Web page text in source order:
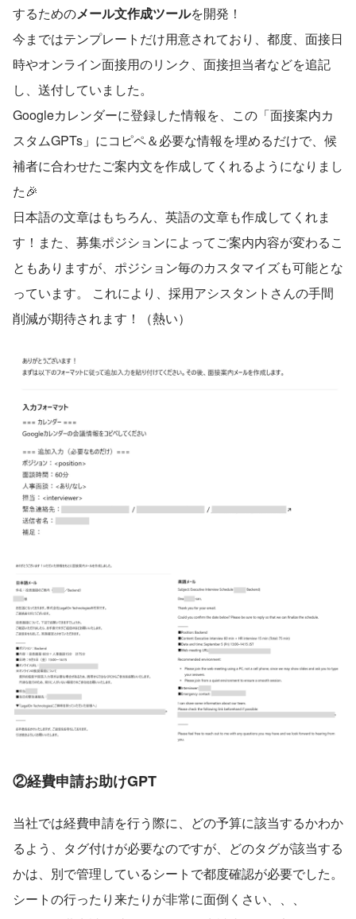
するためのメール文作成ツールを開発！
今まではテンプレートだけ用意されており、都度、面接日
時やオンライン面接用のリンク、面接担当者などを追記
し、送付していました。
Googleカレンダーに登録した情報を、この「面接案内カ
スタムGPTs」にコピペ＆必要な情報を埋めるだけで、候
補者に合わせたご案内文を作成してくれるようになりまし
た🎉
日本語の文章はもちろん、英語の文章も作成してくれま
す！また、募集ポジションによってご案内内容が変わるこ
ともありますが、ポジション毎のカスタマイズも可能とな
っています。 これにより、採用アシスタントさんの手間
削減が期待されます！（熱い）
②経費申請お助けGPT
当社では経費申請を行う際に、どの予算に該当するかわか
るよう、タグ付けが必要なのですが、どのタグが該当する
かは、別で管理しているシートで都度確認が必要でした。
シートの行ったり来たりが非常に面倒くさい、、、